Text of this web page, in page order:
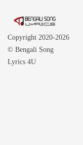
Copyright 2020-2026
© Bengali Song
Lyrics 4U